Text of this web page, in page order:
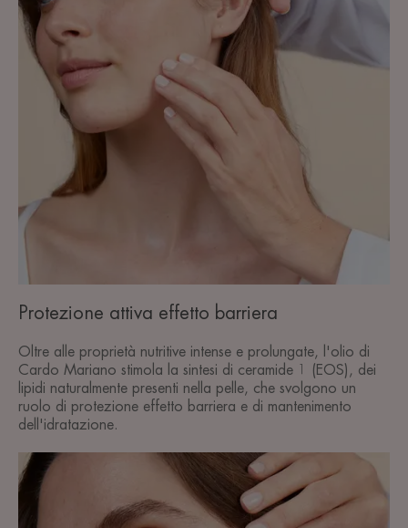
Protezione attiva effetto barriera
Oltre alle proprietà nutritive intense e prolungate, l'olio di
Cardo Mariano stimola la sintesi di ceramide 1 (EOS), dei
lipidi naturalmente presenti nella pelle, che svolgono un
ruolo di protezione effetto barriera e di mantenimento
dell'idratazione.